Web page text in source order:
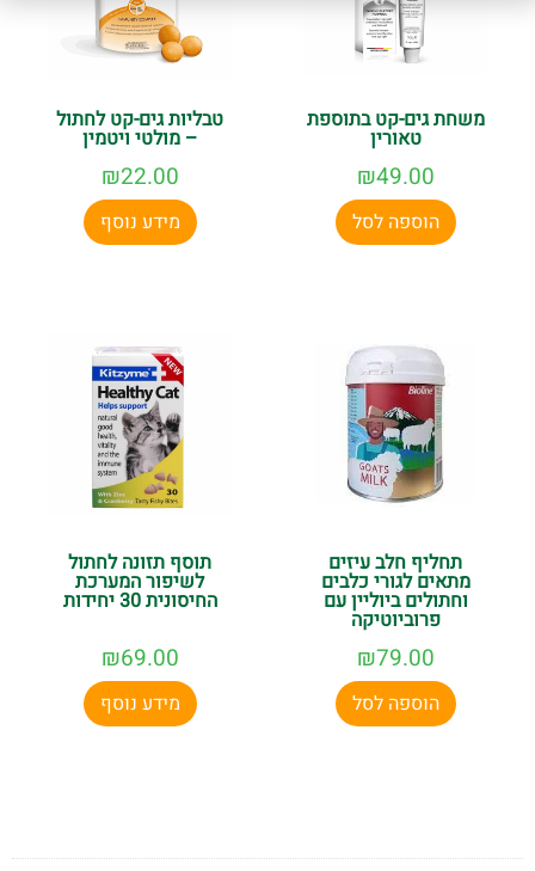
משחת גים-קט בתוספת
טאורין
₪49.00
הוספה לסל
טבליות גים-קט לחתול
– מולטי ויטמין
₪22.00
מידע נוסף
תחליף חלב עיזים
מתאים לגורי כלבים
וחתולים ביוליין עם
פרוביוטיקה
₪79.00
הוספה לסל
תוסף תזונה לחתול
לשיפור המערכת
החיסונית 30 יחידות
₪69.00
מידע נוסף